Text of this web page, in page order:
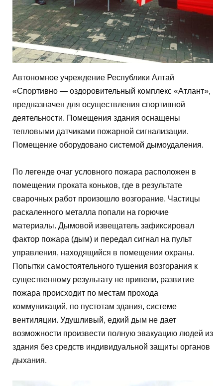
Автономное учреждение Республики Алтай
«Спортивно — оздоровительный комплекс «Атлант»,
предназначен для осуществления спортивной
деятельности. Помещения здания оснащены
тепловыми датчиками пожарной сигнализации.
Помещение оборудовано системой дымоудаления.
По легенде очаг условного пожара расположен в
помещении проката коньков, где в результате
сварочных работ произошло возгорание. Частицы
раскаленного металла попали на горючие
материалы. Дымовой извещатель зафиксировал
фактор пожара (дым) и передал сигнал на пульт
управления, находящийся в помещении охраны.
Попытки самостоятельного тушения возгорания к
существенному результату не привели, развитие
пожара происходит по местам прохода
коммуникаций, по пустотам здания, системе
вентиляции. Удушливый, едкий дым не дает
возможности произвести полную эвакуацию людей из
здания без средств индивидуальной защиты органов
дыхания.